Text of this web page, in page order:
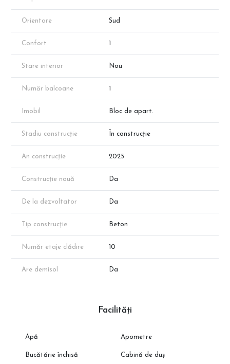
Orientare Sud
Confort
Stare interior Nou
Număr balcoane
Imobil Bloc de apart.
Stadiu construcție În construcție
An construcție 2025
Construcție nouă Da
De la dezvoltator Da
Tip construcție Beton
Număr etaje clădire 10
Are demisol Da
Facilități
Apă Apometre
Bucătărie închisă Cabină de duș